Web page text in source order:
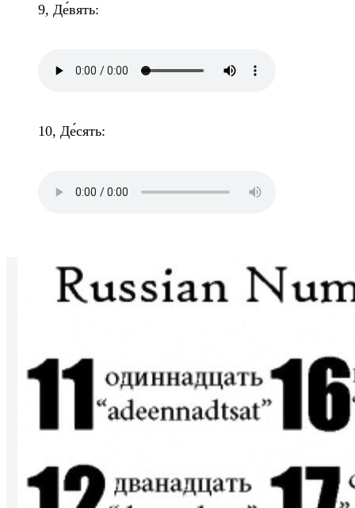
9, Де́вять:
10, Де́сять: